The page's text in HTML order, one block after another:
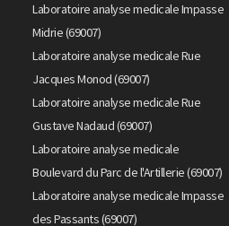
Laboratoire analyse medicale Impasse
Midrie (69007)
Laboratoire analyse medicale Rue
Jacques Monod (69007)
Laboratoire analyse medicale Rue
Gustave Nadaud (69007)
Laboratoire analyse medicale
Boulevard du Parc de l'Artillerie (69007)
Laboratoire analyse medicale Impasse
des Passants (69007)